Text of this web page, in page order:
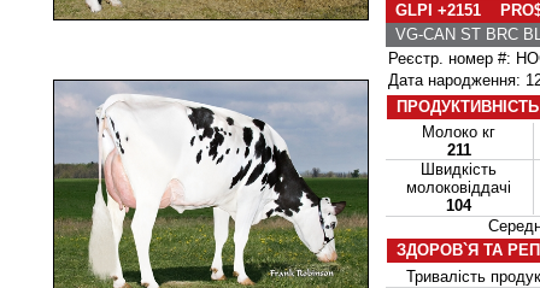
GLPI +2151
VG-CAN ST BRC
Реєстр. номер #:
Дата народження:
ПРОДУКТИВНІСТЬ
Молоко кг
211
Швидкість
молоковіддачі
104
ЗДОРОВ`Я ТА
Тривалість